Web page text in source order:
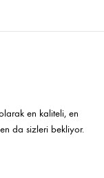
en kaliteli, en
da sizleri bekliyor.